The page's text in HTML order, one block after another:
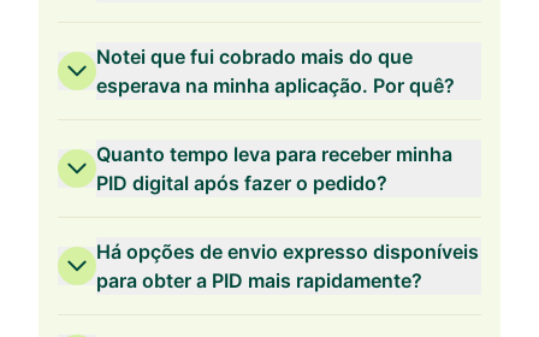
Notei que fui cobrado mais do que
esperava na minha aplicação. Por quê?
Quanto tempo leva para receber minha
PID digital após fazer o pedido?
Há opções de envio expresso disponíveis
para obter a PID mais rapidamente?